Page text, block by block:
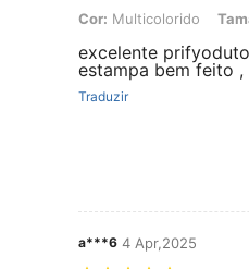
Cor: Multicolorido,
Cor: Multicolorido
excelente
estampa bem feito
Traduzir
a***6 4 Apr,2025